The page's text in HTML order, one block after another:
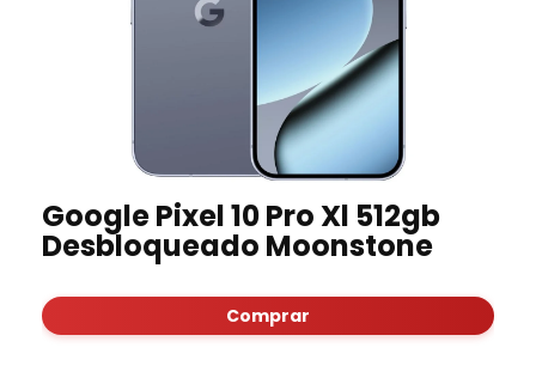
Google Pixel 10 Pro Xl 512gb
Desbloqueado Moonstone
Comprar